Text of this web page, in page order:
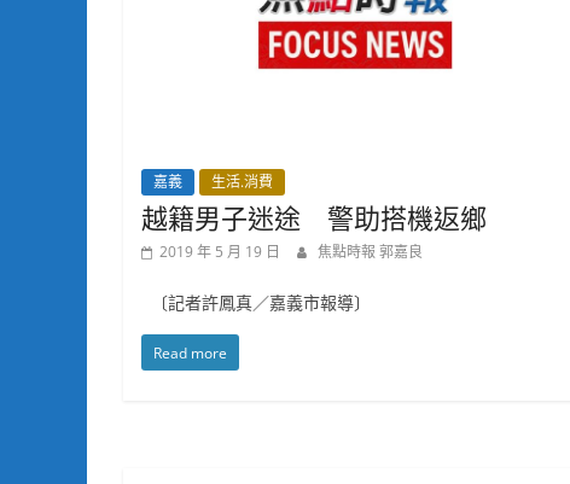
嘉義 生活.消費
越籍男子迷途 警助搭機返鄉
2019 年 5 月 19 日 焦點時報 郭嘉良
〔記者許鳳真／嘉義市報導〕
Read more